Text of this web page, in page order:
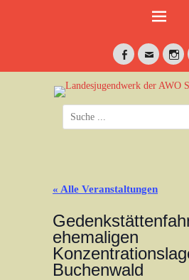
Facebook
E-
jung•politisch•kreativ
Suche
nach:
« Alle Veranstaltungen
ehemaligen
Buchenwald